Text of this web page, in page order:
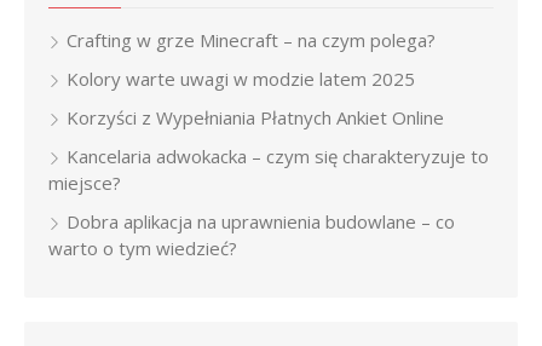
Crafting w grze Minecraft – na czym polega?
Kolory warte uwagi w modzie latem 2025
Korzyści z Wypełniania Płatnych Ankiet Online
Kancelaria adwokacka – czym się charakteryzuje to
miejsce?
Dobra aplikacja na uprawnienia budowlane – co
warto o tym wiedzieć?